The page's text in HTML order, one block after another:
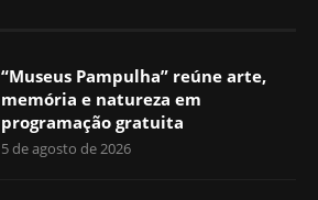
“Museus Pampulha” reúne arte,
memória e natureza em
programação gratuita
5 de agosto de 2026